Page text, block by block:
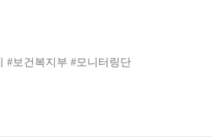
#보건복지부 #모니터링단